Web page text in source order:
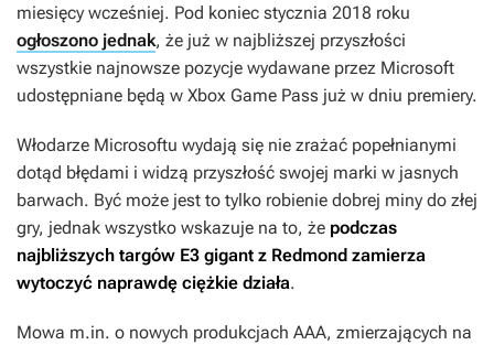
miesięcy wcześniej. Pod koniec stycznia 2018 roku
ogłoszono jednak, że już w najbliższej przyszłości
wszystkie najnowsze pozycje wydawane przez Microsoft
udostępniane będą w Xbox Game Pass już w dniu premiery.
Włodarze Microsoftu wydają się nie zrażać popełnianymi
dotąd błędami i widzą przyszłość swojej marki w jasnych
barwach. Być może jest to tylko robienie dobrej miny do złej
gry, jednak wszystko wskazuje na to, że podczas
najbliższych targów E3 gigant z Redmond zamierza
wytoczyć naprawdę ciężkie działa.
Mowa m.in. o nowych produkcjach AAA, zmierzających na